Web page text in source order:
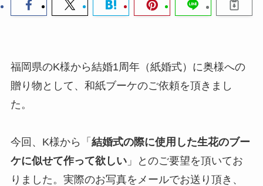
福岡県のK様から結婚1周年（紙婚式）に奥様への
贈り物として、和紙ブーケのご依頼を頂きまし
た。
今回、K様から「 結婚式の際に使用した生花のブー
ケに似せて作って欲しい」とのご要望を頂いてお
りました。実際のお写真をメールでお送り頂き、